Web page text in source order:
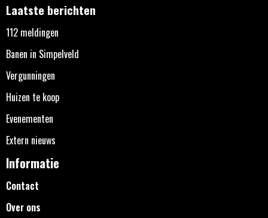
Laatste berichten
112 meldingen
Banen in Simpelveld
Vergunningen
Huizen te koop
Evenementen
Extern nieuws
Informatie
Contact
Over ons